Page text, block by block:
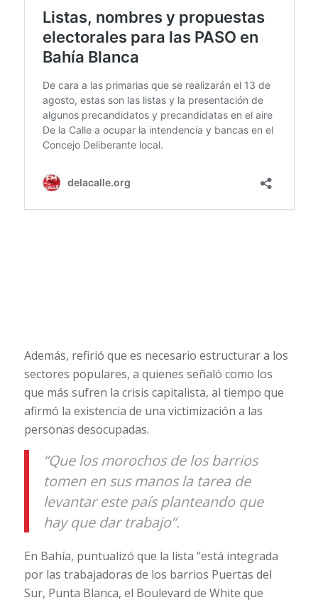
Además, refirió que es necesario estructurar a los
sectores populares, a quienes señaló como los
que más sufren la crisis capitalista, al tiempo que
afirmó la existencia de una victimización a las
personas desocupadas.
“Que los morochos de los barrios
tomen en sus manos la tarea de
levantar este país planteando que
hay que dar trabajo”.
En Bahía, puntualizó que la lista “está integrada
por las trabajadoras de los barrios Puertas del
Sur, Punta Blanca, el Boulevard de White que